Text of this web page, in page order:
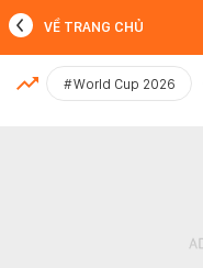
MỚI NHẤT
VỀ TRANG CHỦ
#World Cup 2026